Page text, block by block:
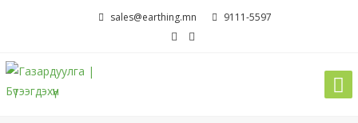
sales@earthing.mn 9111-5597